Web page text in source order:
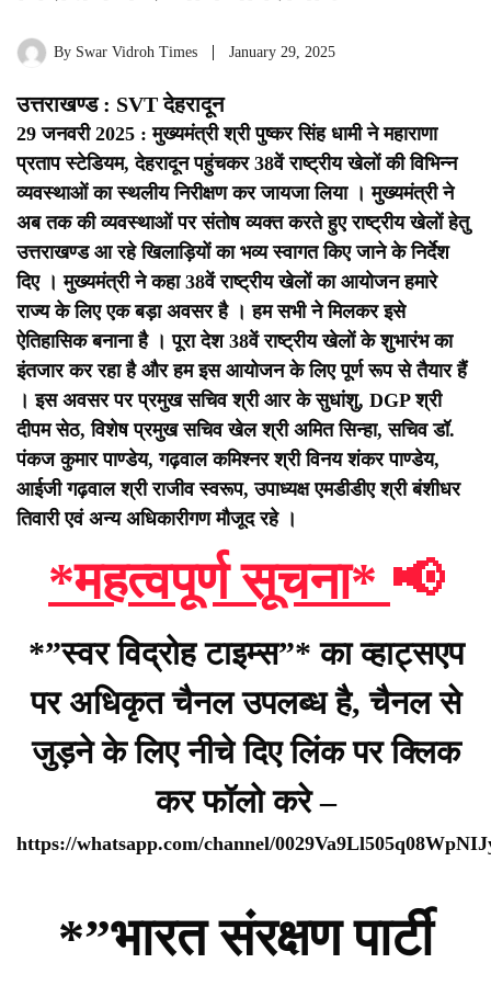
By Swar Vidroh Times January 29, 2025
उत्तराखण्ड : SVT देहरादून
29 जनवरी 2025 : मुख्यमंत्री श्री पुष्कर सिंह धामी ने महाराणा
प्रताप स्टेडियम, देहरादून पहुंचकर 38वें राष्ट्रीय खेलों की विभिन्न
व्यवस्थाओं का स्थलीय निरीक्षण कर जायजा लिया । मुख्यमंत्री ने
अब तक की व्यवस्थाओं पर संतोष व्यक्त करते हुए राष्ट्रीय खेलों हेतु
उत्तराखण्ड आ रहे खिलाड़ियों का भव्य स्वागत किए जाने के निर्देश
दिए ।मुख्यमंत्री ने कहा 38वें राष्ट्रीय खेलों का आयोजन हमारे
राज्य के लिए एक बड़ा अवसर है । हम सभी ने मिलकर इसे
ऐतिहासिक बनाना है । पूरा देश 38वें राष्ट्रीय खेलों के शुभारंभ का
इंतजार कर रहा है और हम इस आयोजन के लिए पूर्ण रूप से तैयार हैं
।इस अवसर पर प्रमुख सचिव श्री आर के सुधांशु, DGP श्री
दीपम सेठ, विशेष प्रमुख सचिव खेल श्री अमित सिन्हा, सचिव डॉ.
पंकज कुमार पाण्डेय, गढ़वाल कमिश्नर श्री विनय शंकर पाण्डेय,
आईजी गढ़वाल श्री राजीव स्वरूप, उपाध्यक्ष एमडीडीए श्री बंशीधर
तिवारी एवं अन्य अधिकारीगण मौजूद रहे ।
*महत्वपूर्ण सूचना* 📢
*”स्वर विद्रोह टाइम्स”* का व्हाट्सएप
पर अधिकृत चैनल उपलब्ध है, चैनल से
जुड़ने के लिए नीचे दिए लिंक पर क्लिक
कर फॉलो करे –
https://whatsapp.com/channel/
*”भारत संरक्षण पार्टी